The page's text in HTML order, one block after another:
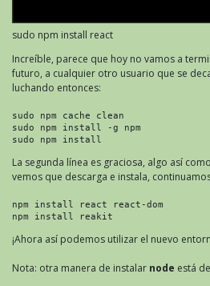
sudo npm install react
Increíble, parece que hoy no vamos a
futuro, a cualquier otro usuario que se
luchando entonces:
sudo npm cache clean
sudo npm install -g npm
sudo npm install
La segunda línea es graciosa, algo así
vemos que descarga e instala,
npm install react react-dom
npm install reakit
¡Ahora así podemos utilizar el nuevo
Nota: otra manera de instalar node está